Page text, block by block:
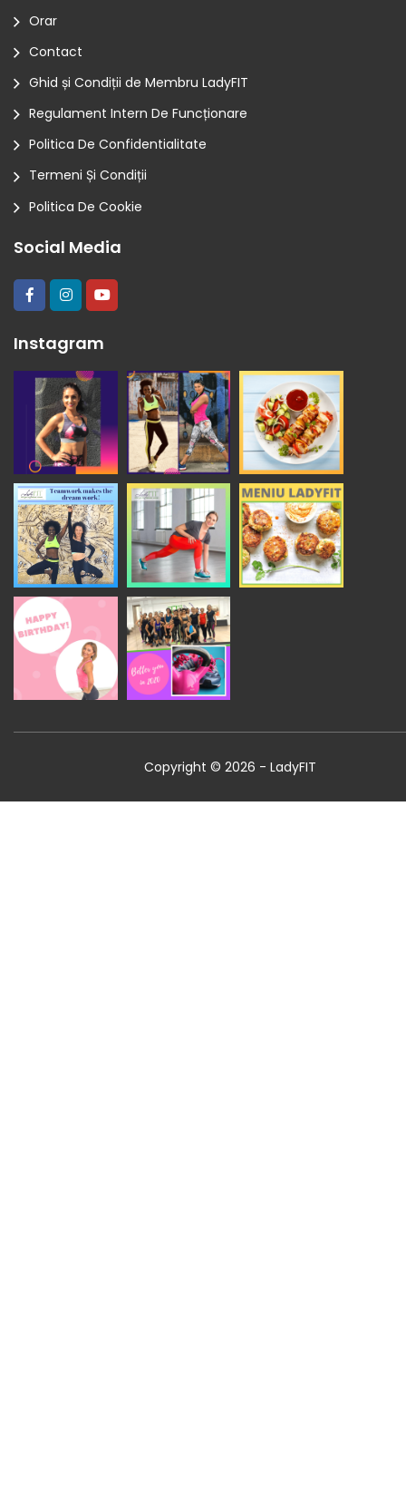
Orar
Contact
Ghid și Condiții de Membru LadyFIT
Regulament Intern De Funcționare
Politica De Confidentialitate
Termeni Și Condiții
Politica De Cookie
Social Media
Instagram
Copyright © 2026 - LadyFIT